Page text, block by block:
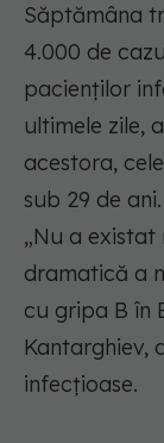
Săptămâna
4.000 de
pacienţilor
ultimele zile,
acestora,
sub 29 de ani.
„Nu a
dramatică a
cu gripa B în
Kantarghiev,
infecţioase.